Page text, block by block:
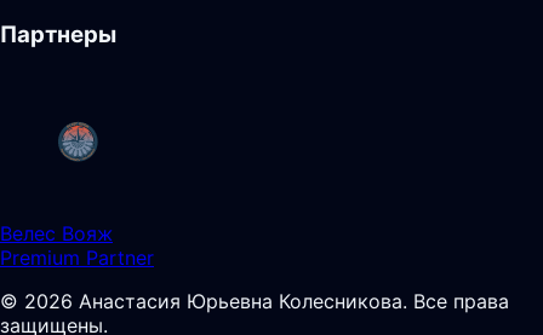
Партнеры
Велес Вояж
Premium Partner
© 2026 Анастасия Юрьевна Колесникова. Все права
защищены.